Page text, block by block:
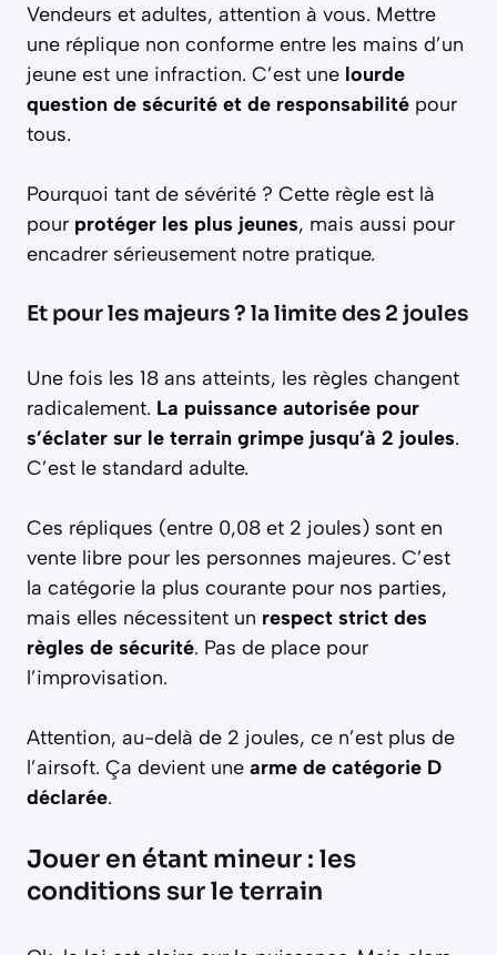
Vendeurs et adultes, attention à vous. Mettre
une réplique non conforme entre les mains d’un
jeune est une infraction. C’est une lourde
question de sécurité et de responsabilité pour
tous.
Pourquoi tant de sévérité ? Cette règle est là
pour protéger les plus jeunes, mais aussi pour
encadrer sérieusement notre pratique.
Et pour les majeurs ? la limite des 2 joules
Une fois les 18 ans atteints, les règles changent
radicalement. La puissance autorisée pour
s’éclater sur le terrain grimpe jusqu’à 2 joules.
C’est le standard adulte.
Ces répliques (entre 0,08 et 2 joules) sont en
vente libre pour les personnes majeures. C’est
la catégorie la plus courante pour nos parties,
mais elles nécessitent un respect strict des
règles de sécurité. Pas de place pour
l’improvisation.
Attention, au-delà de 2 joules, ce n’est plus de
l’airsoft. Ça devient une arme de catégorie D
déclarée.
Jouer en étant mineur : les
conditions sur le terrain